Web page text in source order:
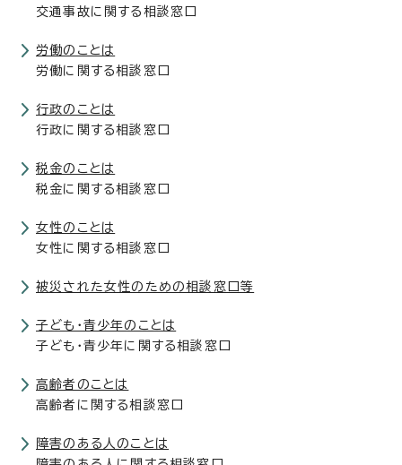
交通事故に関する相談窓口
労働のことは
労働に関する相談窓口
行政のことは
行政に関する相談窓口
税金のことは
税金に関する相談窓口
女性のことは
女性に関する相談窓口
被災された女性のための相談窓口等
子ども・青少年のことは
子ども・青少年に関する相談窓口
高齢者のことは
高齢者に関する相談窓口
障害のある人のことは